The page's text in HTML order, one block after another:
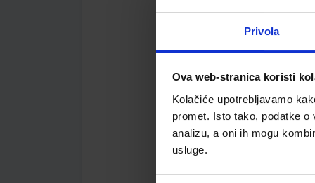
Privola
Ova web-stranica koristi
Kolačiće upotrebljavamo
promet. Isto tako, podatke
analizu, a oni ih mogu
usluge.